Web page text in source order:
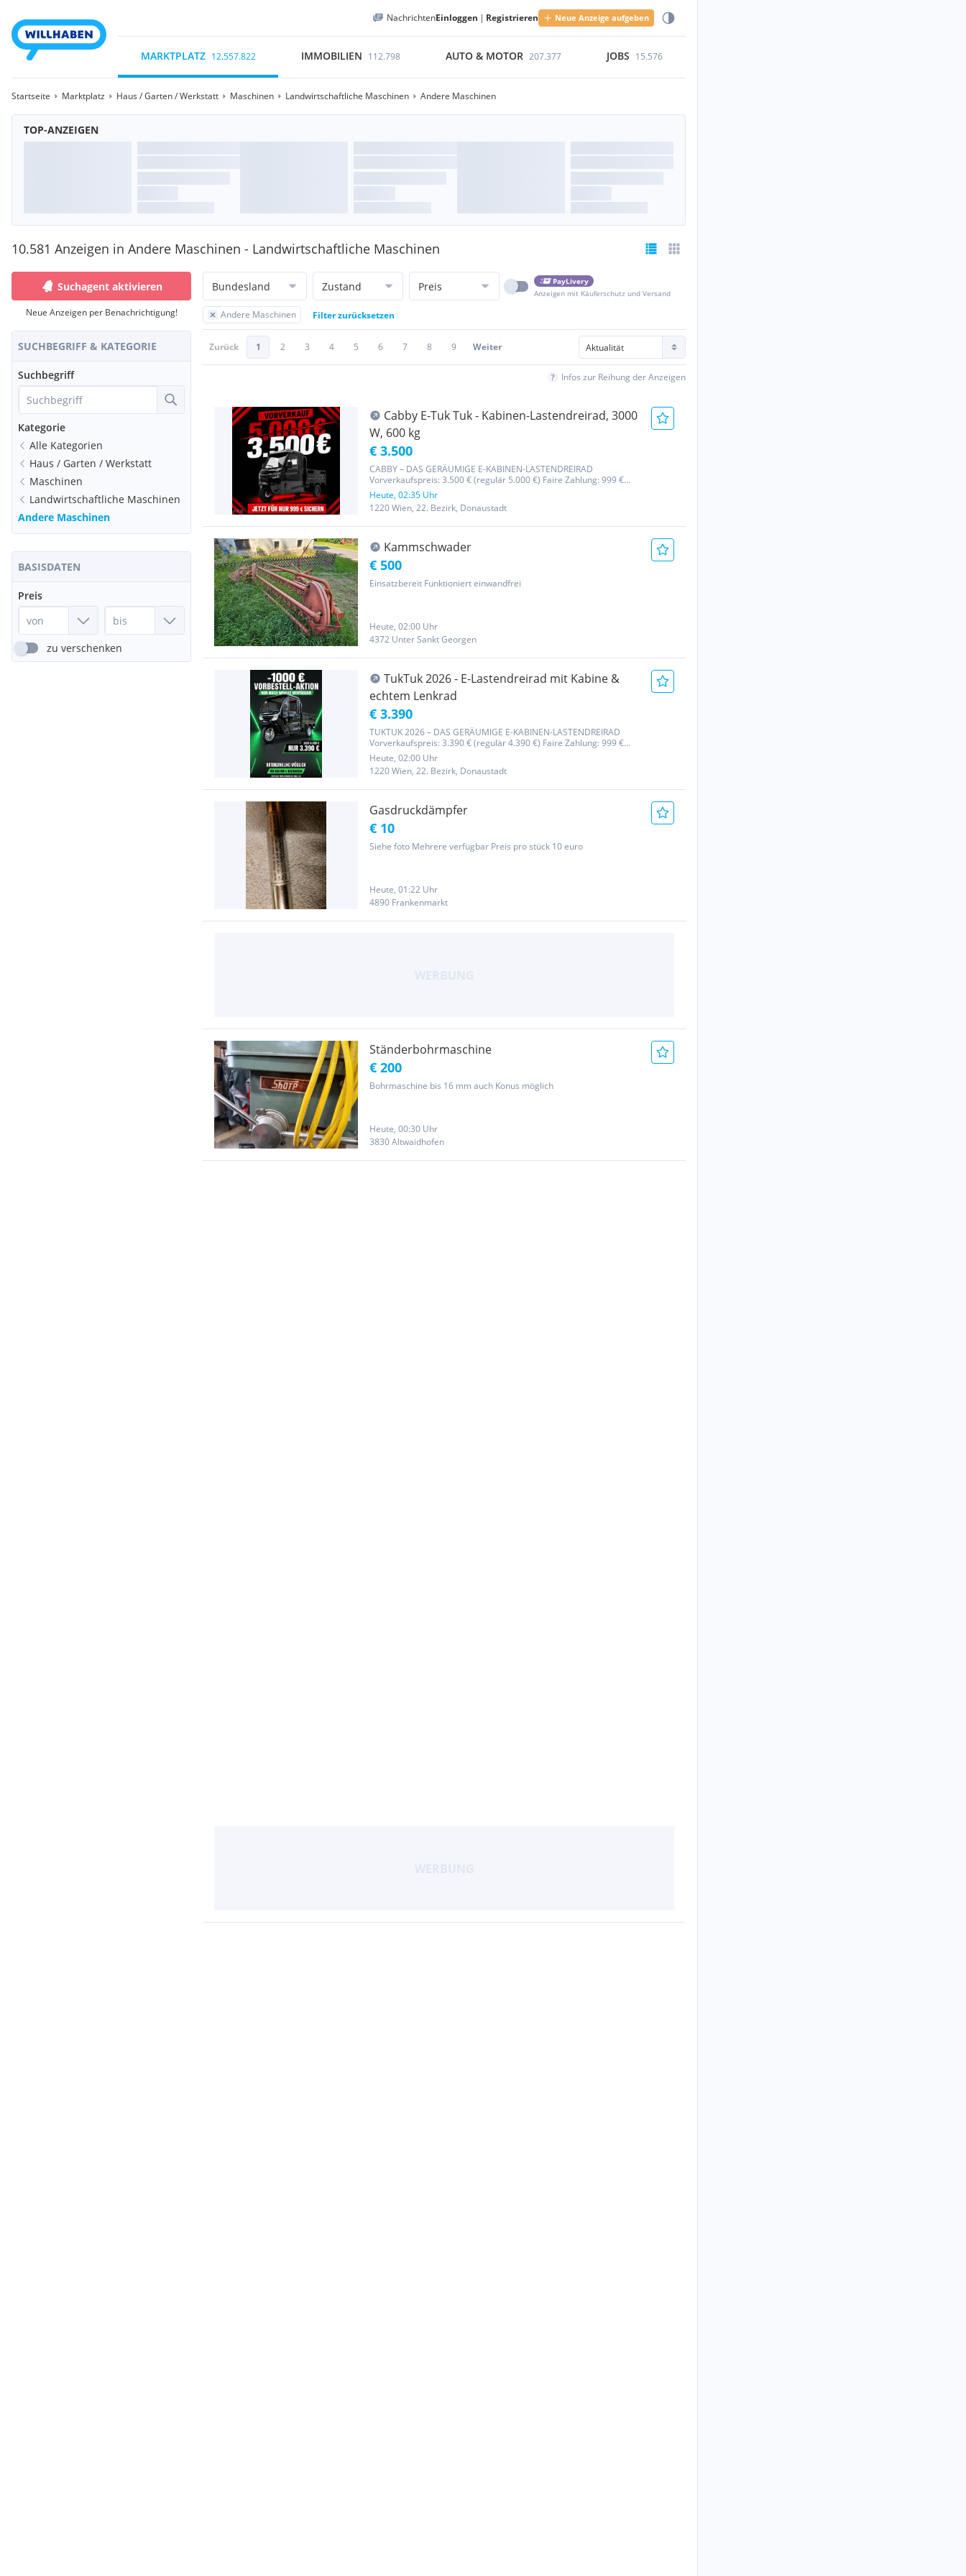
NachrichtenEinloggen | Registrieren Neue Anzeige aufgeben
MARKTPLATZ 12.557.822 IMMOBILIEN 112.798 AUTO & MOTOR 207.377 JOBS 15.576
Startseite Marktplatz Haus / Garten / Werkstatt Maschinen Landwirtschaftliche Maschinen Andere Maschinen
TOP-ANZEIGEN
10.581 Anzeigen in Andere Maschinen - Landwirtschaftliche Maschinen
Suchagent aktivieren
Neue Anzeigen per Benachrichtigung!
SUCHBEGRIFF & KATEGORIE
Suchbegriff
Kategorie
Alle Kategorien
Haus / Garten / Werkstatt
Maschinen
Landwirtschaftliche Maschinen
Andere Maschinen
BASISDATEN
Preis
zu verschenken
Bundesland Zustand Preis
PayLivery
Anzeigen mit Käuferschutz und Versand
Andere Maschinen Filter zurücksetzen
Zurück 1 2 3 4 5 6 7 8 9 Weiter
Infos zur Reihung der Anzeigen
Cabby E-Tuk Tuk - Kabinen-Lastendreirad, 3000
W, 600 kg
€ 3.500
CABBY – DAS GERÄUMIGE E-KABINEN-LASTENDREIRAD
Vorverkaufspreis: 3.500 € (regulär 5.000 €) Faire Zahlung: 999 €
Anzahlung, der Rest erst bei der Auslieferung Lieferung:
September/Oktober 2026 ────────────────────────
DAS BESONDERE AM CABBY Kraftvolle 3000...
Heute, 02:35 Uhr
1220 Wien, 22. Bezirk, Donaustadt
Kammschwader
€ 500
Einsatzbereit Funktioniert einwandfrei
Heute, 02:00 Uhr
4372 Unter Sankt Georgen
TukTuk 2026 - E-Lastendreirad mit Kabine &
echtem Lenkrad
€ 3.390
TUKTUK 2026 – DAS GERÄUMIGE E-KABINEN-LASTENDREIRAD
Vorverkaufspreis: 3.390 € (regulär 4.390 €) Faire Zahlung: 999 €
Anzahlung, der Rest erst bei der Auslieferung Lieferung:
September/Oktober 2026 Die erste Vorverkaufsrunde (14 Stück)
war innerhalb einer...
Heute, 02:00 Uhr
1220 Wien, 22. Bezirk, Donaustadt
Gasdruckdämpfer
€ 10
Siehe foto Mehrere verfügbar Preis pro stück 10 euro
Heute, 01:22 Uhr
4890 Frankenmarkt
Ständerbohrmaschine
€ 200
Bohrmaschine bis 16 mm auch Konus möglich
Heute, 00:30 Uhr
3830 Altwaidhofen